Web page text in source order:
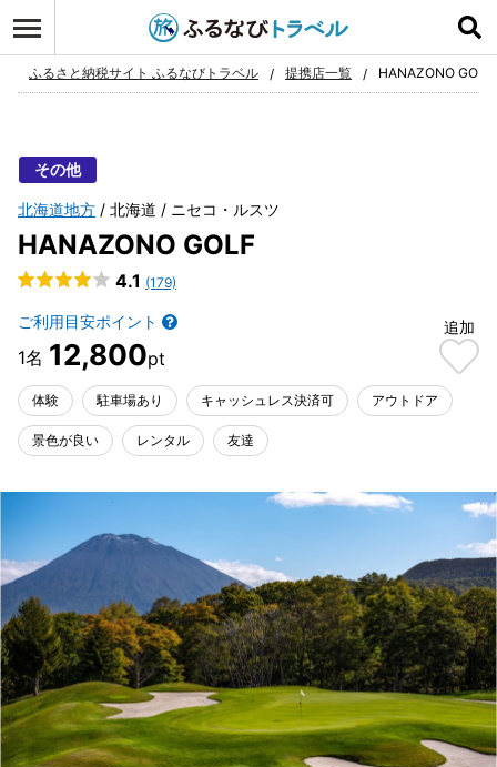
お気に入り
ふるさと納税サイト ふるなびトラベル 提携店一覧 HANAZONO GOLF
その他
北海道地方 北海道 ニセコ・ルスツ
HANAZONO GOLF
4.1 (179)
ご利用目安ポイント
12,800
追加
体験 駐車場あり キャッシュレス決済可 アウトドア
景色が良い レンタル 友達